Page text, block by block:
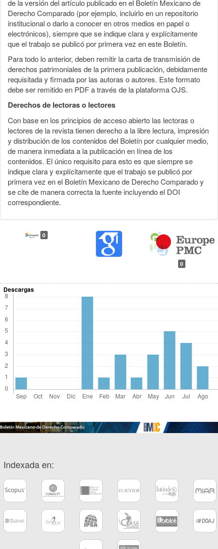
de la versión del artículo publicado en el Boletín Mexicano de
Derecho Comparado (por ejemplo, incluirlo en un repositorio
institucional o darlo a conocer en otros medios en papel o
electrónicos), siempre que se indique clara y explícitamente
que el trabajo se publicó por primera vez en este Boletín.
Para todo lo anterior, deben remitir la carta de transmisión de
derechos patrimoniales de la primera publicación, debidamente
requisitada y firmada por las autoras o autores. Este formato
debe ser remitido en PDF a través de la plataforma OJS.
Derechos de lectoras o lectores
Con base en los principios de acceso abierto las lectoras o
lectores de la revista tienen derecho a la libre lectura, impresión
y distribución de los contenidos del Boletín por cualquier medio,
de manera inmediata a la publicación en línea de los
contenidos. El único requisito para esto es que siempre se
indique clara y explícitamente que el trabajo se publicó por
primera vez en el Boletín Mexicano de Derecho Comparado y
se cite de manera correcta la fuente incluyendo el DOI
correspondiente.
0
0
Descargas
Indexada en: